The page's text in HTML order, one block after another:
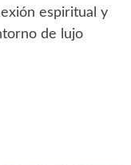
espiritual y
de lujo